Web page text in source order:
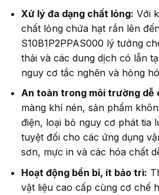
Xử lý đa dạng chất lỏng: Với
chất lỏng chứa hạt rắn lên
S10B1P2PPAS000 lý tưởng
thải và các dung dịch có lẫn
nguy cơ tắc nghẽn và hỏng
An toàn trong môi trường dễ
màng khí nén, sản phẩm
điện, loại bỏ nguy cơ phát tia
tuyệt đối cho các ứng dụng
sơn, mực in và các hóa chất
Hoạt động bền bỉ, ít bảo trì:
vật liệu cao cấp cùng cơ chế